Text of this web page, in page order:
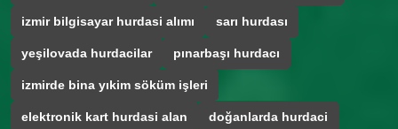
izmir bilgisayar hurdasi alımı sarı hurdası
yeşilovada hurdacilar pınarbaşı hurdacı
izmirde bina yıkim söküm işleri
elektronik kart hurdasi alan doğanlarda hurdaci